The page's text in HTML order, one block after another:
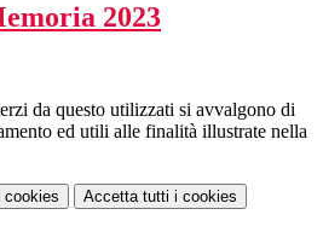
2023
da questo utilizzati si avvalgono di
ed utili alle finalità illustrate nella
cookies Accetta tutti i cookies